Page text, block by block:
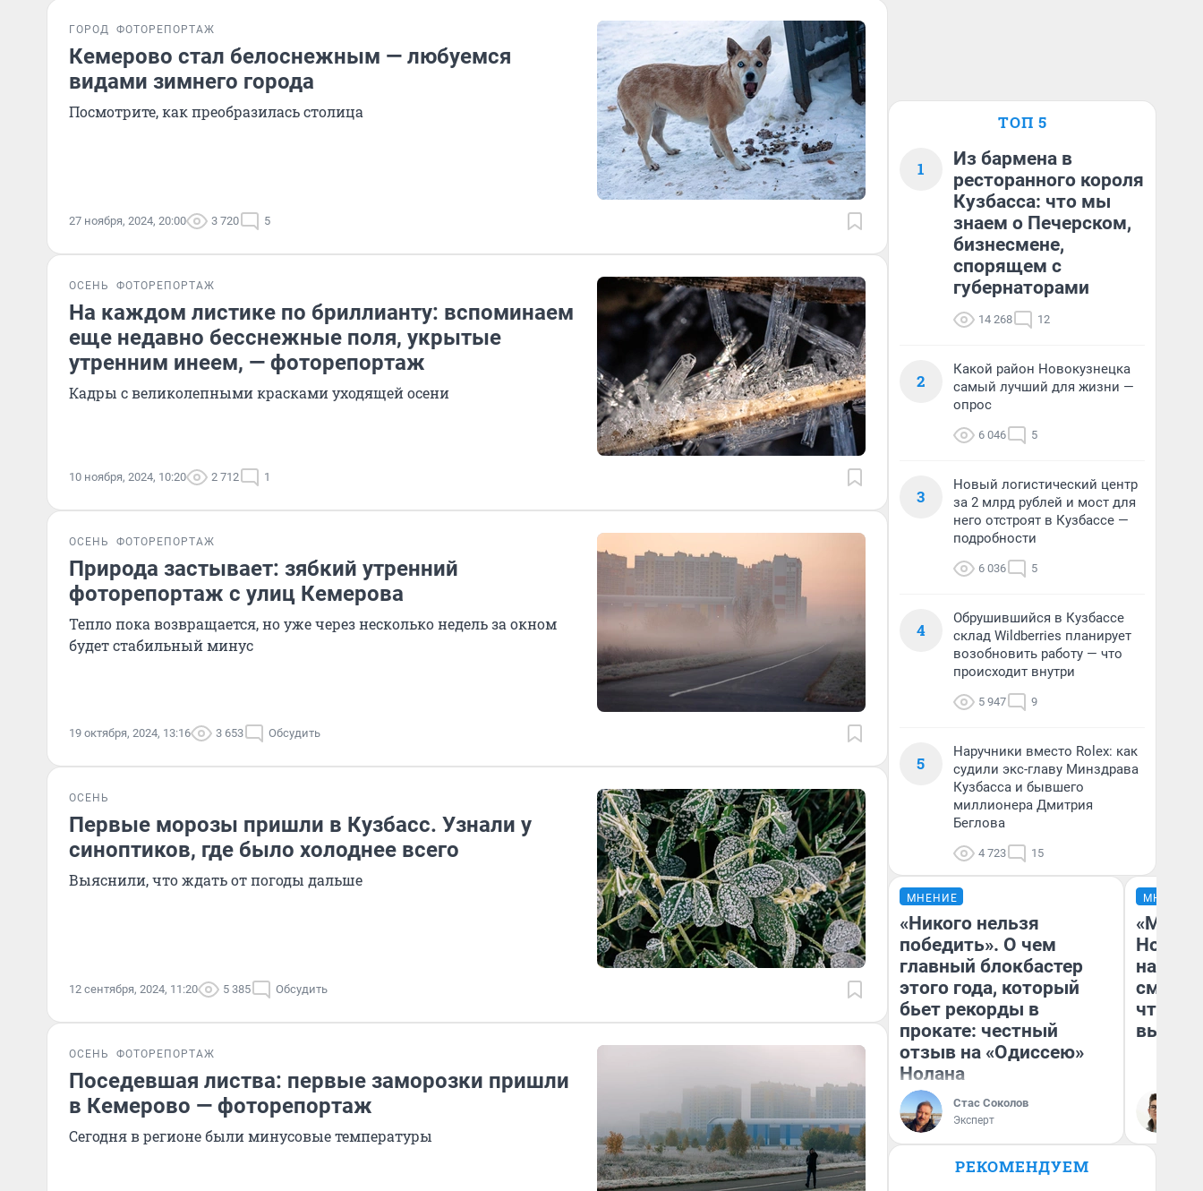
ГОРОД ФОТОРЕПОРТАЖ
Кемерово стал белоснежным — любуемся
видами зимнего города
Посмотрите, как преобразилась столица
27 ноября, 2024, 20:00 3 720 5
ОСЕНЬ ФОТОРЕПОРТАЖ
На каждом листике по бриллианту: вспоминаем
еще недавно бесснежные поля, укрытые
утренним инеем, — фоторепортаж
Кадры с великолепными красками уходящей осени
10 ноября, 2024, 10:20 2 712 1
ОСЕНЬ ФОТОРЕПОРТАЖ
Природа застывает: зябкий утренний
фоторепортаж с улиц Кемерова
Тепло пока возвращается, но уже через несколько недель за окном
будет стабильный минус
19 октября, 2024, 13:16 3 653 Обсудить
ОСЕНЬ
Первые морозы пришли в Кузбасс. Узнали у
синоптиков, где было холоднее всего
Выяснили, что ждать от погоды дальше
12 сентября, 2024, 11:20 5 385 Обсудить
ОСЕНЬ ФОТОРЕПОРТАЖ
Поседевшая листва: первые заморозки пришли
в Кемерово — фоторепортаж
Сегодня в регионе были минусовые температуры
ТОП 5
1
Из бармена в
ресторанного короля
Кузбасса: что мы
знаем о Печерском,
бизнесмене,
спорящем с
губернаторами
14 268 12
2
Какой район Новокузнецка
самый лучший для жизни —
опрос
6 046 5
3
Новый логистический центр
за 2 млрд рублей и мост для
него отстроят в Кузбассе —
подробности
6 036 5
4
Обрушившийся в Кузбассе
склад Wildberries планирует
возобновить работу — что
происходит внутри
5 947 9
5
Наручники вместо Rolex: как
судили экс-главу Минздрава
Кузбасса и бывшего
миллионера Дмитрия
Беглова
4 723 15
МНЕНИЕ
«Никого нельзя
победить». О чем
главный блокбастер
этого года, который
бьет рекорды в
прокате: честный
отзыв на «Одиссею»
Нолана
Стас Соколов
Эксперт
МНЕНИЕ
«Мы
чтобы
РЕКОМЕНДУЕМ